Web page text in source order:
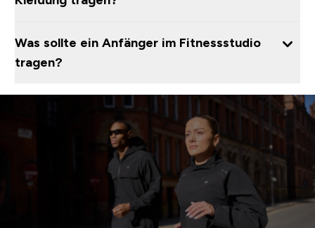
Was sollte ein Anfänger im Fitnessstudio
tragen?